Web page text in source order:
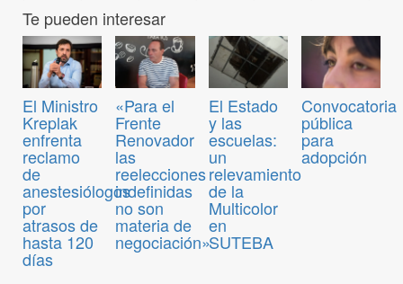
Te pueden interesar
El Ministro
Kreplak
enfrenta
reclamo
de
anestesiólogos
por
atrasos de
hasta 120
días
«Para el
Frente
Renovador
las
reelecciones
indefinidas
no son
materia de
negociación»
El Estado
y las
escuelas:
un
relevamiento
de la
Multicolor
en
SUTEBA
Convocatoria
pública
para
adopción